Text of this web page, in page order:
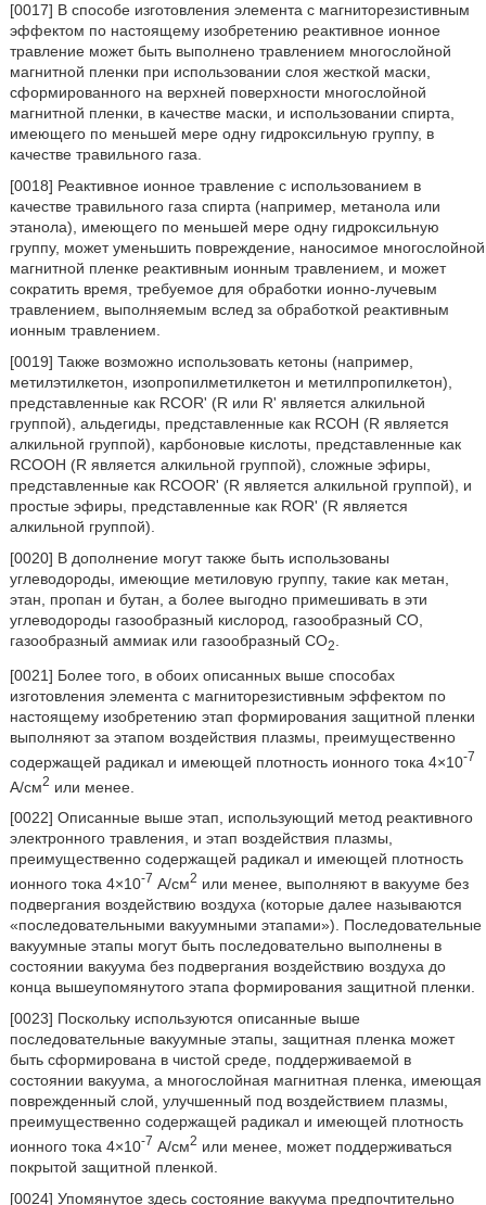
[0017] В способе изготовления элемента с магниторезистивным
эффектом по настоящему изобретению реактивное ионное
травление может быть выполнено травлением многослойной
магнитной пленки при использовании слоя жесткой маски,
сформированного на верхней поверхности многослойной
магнитной пленки, в качестве маски, и использовании спирта,
имеющего по меньшей мере одну гидроксильную группу, в
качестве травильного газа.
[0018] Реактивное ионное травление с использованием в
качестве травильного газа спирта (например, метанола или
этанола), имеющего по меньшей мере одну гидроксильную
группу, может уменьшить повреждение, наносимое многослойной
магнитной пленке реактивным ионным травлением, и может
сократить время, требуемое для обработки ионно-лучевым
травлением, выполняемым вслед за обработкой реактивным
ионным травлением.
[0019] Также возможно использовать кетоны (например,
метилэтилкетон, изопропилметилкетон и метилпропилкетон),
представленные как RCOR' (R или R' является алкильной
группой), альдегиды, представленные как RCOH (R является
алкильной группой), карбоновые кислоты, представленные как
RCOOH (R является алкильной группой), сложные эфиры,
представленные как RCOOR' (R является алкильной группой), и
простые эфиры, представленные как ROR' (R является
алкильной группой).
[0020] В дополнение могут также быть использованы
углеводороды, имеющие метиловую группу, такие как метан,
этан, пропан и бутан, а более выгодно примешивать в эти
углеводороды газообразный кислород, газообразный CO,
газообразный аммиак или газообразный CO2.
[0021] Более того, в обоих описанных выше способах
изготовления элемента с магниторезистивным эффектом по
настоящему изобретению этап формирования защитной пленки
выполняют за этапом воздействия плазмы, преимущественно
содержащей радикал и имеющей плотность ионного тока 4×10-7
А/см2 или менее.
[0022] Описанные выше этап, использующий метод реактивного
электронного травления, и этап воздействия плазмы,
преимущественно содержащей радикал и имеющей плотность
ионного тока 4×10-7 А/см2 или менее, выполняют в вакууме без
подвергания воздействию воздуха (которые далее называются
«последовательными вакуумными этапами»). Последовательные
вакуумные этапы могут быть последовательно выполнены в
состоянии вакуума без подвергания воздействию воздуха до
конца вышеупомянутого этапа формирования защитной пленки.
[0023] Поскольку используются описанные выше
последовательные вакуумные этапы, защитная пленка может
быть сформирована в чистой среде, поддерживаемой в
состоянии вакуума, а многослойная магнитная пленка, имеющая
поврежденный слой, улучшенный под воздействием плазмы,
преимущественно содержащей радикал и имеющей плотность
ионного тока 4×10-7 А/см2 или менее, может поддерживаться
покрытой защитной пленкой.
[0024] Упомянутое здесь состояние вакуума предпочтительно